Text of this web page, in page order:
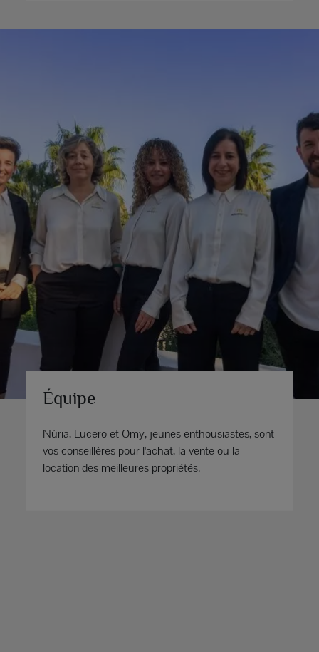
Équipe
Núria, Lucero et Omy, jeunes enthousiastes, sont
vos conseillères pour l'achat, la vente ou la
location des meilleures propriétés.